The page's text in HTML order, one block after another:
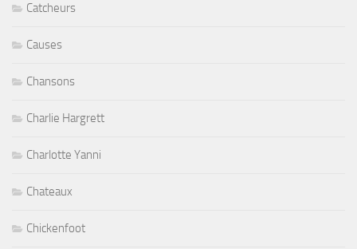
Catcheurs
Causes
Chansons
Charlie Hargrett
Charlotte Yanni
Chateaux
Chickenfoot